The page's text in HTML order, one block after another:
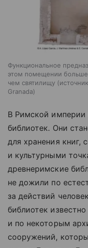
Функциональное
этом помещении больше
чем святилищу
Granada
В Римской империи
библиотек. Они
для хранения книг,
и культурными
древнеримские
не дожили по
за действий
библиотек
и по некоторым
сооружений,